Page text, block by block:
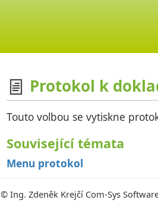
Protokol k
Touto volbou se vytiskne
Související témata
Menu protokol
© Ing. Zdeněk Krejčí Com-Sys